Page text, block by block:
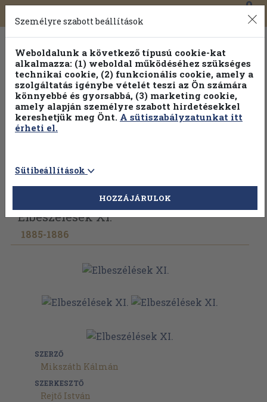
Toggle
navigation
0
Vissza az előző oldalra Válasszon példányt
Elbeszélések XI.
1885-1886
SZERZŐ
Mikszáth Kálmán
SZERKESZTŐ
Rejtő István
Személyre szabott beállítások
Weboldalunk a következő típusú cookie-kat
alkalmazza: (1) weboldal működéséhez szükséges
technikai cookie, (2) funkcionális cookie, amely a
szolgáltatás igénybe vételét teszi az Ön számára
könnyebbé és gyorsabbá, (3) marketing cookie,
amely alapján személyre szabott hirdetésekkel
kereshetjük meg Önt. A sütiszabályzatunkat itt
érheti el.
Sütibeállítások
HOZZÁJÁRULOK